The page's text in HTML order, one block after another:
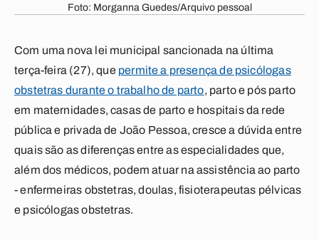
Foto: Morganna Guedes/Arquivo pessoal
Com uma nova lei municipal sancionada na última
terça-feira (27), que permite a presença de psicólogas
obstetras durante o trabalho de parto, parto e pós parto
em maternidades, casas de parto e hospitais da rede
pública e privada de João Pessoa, cresce a dúvida entre
quais são as diferenças entre as especialidades que,
além dos médicos, podem atuar na assistência ao parto
- enfermeiras obstetras, doulas, fisioterapeutas pélvicas
e psicólogas obstetras.